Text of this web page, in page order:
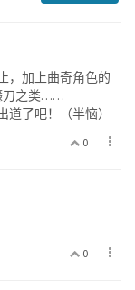
，加上曲奇角色的
刀之类……
了吧！（半恼）
0
0